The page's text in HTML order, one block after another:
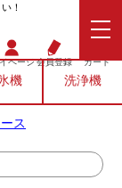
！
ページ会員登録 カート
機 洗浄機
ス